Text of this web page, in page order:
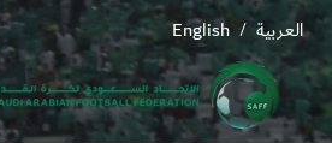
English / العربية